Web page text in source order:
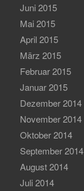
Juni 2015
Mai 2015
April 2015
März 2015
Februar 2015
Januar 2015
Dezember 2014
November 2014
Oktober 2014
September 2014
August 2014
Juli 2014